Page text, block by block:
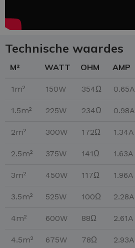
Technische waardes
M² WATT OHM AMP
1m² 150W 354Ω 0.65A
1.5m² 225W 234Ω 0.98A
2m² 300W 172Ω 1.34A
2.5m² 375W 141Ω 1.63A
3m² 450W 117Ω 1.96A
3.5m² 525W 100Ω 2.28A
4m² 600W 88Ω 2.61A
4.5m² 675W 78Ω 2.93A